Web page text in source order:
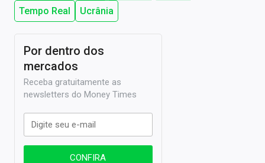
Tempo Real
Ucrânia
Por dentro dos
mercados
Receba gratuitamente as
newsletters do Money Times